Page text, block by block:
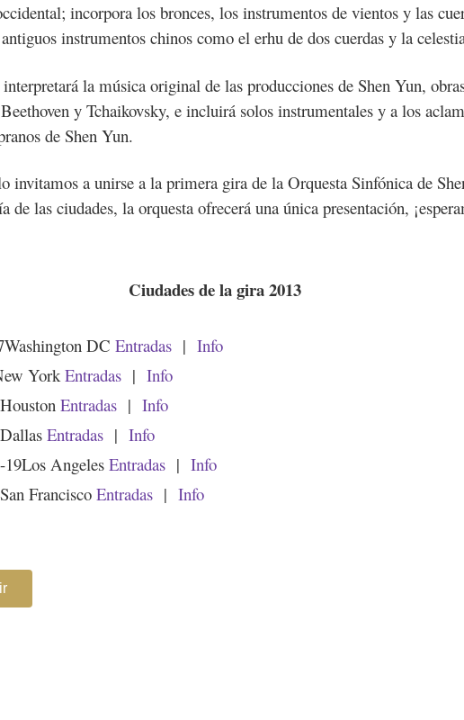
incorpora los bronces, los instrumentos de vientos y las
instrumentos chinos como el erhu de dos cuerdas y la
la música original de las producciones de Shen Yun,
y Tchaikovsky, e incluirá solos instrumentales y a los
de Shen Yun.
invitamos a unirse a la primera gira de la Orquesta Sinfónica de
de las ciudades, la orquesta ofrecerá una única presentación,
Ciudades de la gira 2013
Washington DC Entradas| Info
York Entradas| Info
Houston Entradas| Info
Dallas Entradas| Info
19Los Angeles Entradas| Info
San Francisco Entradas| Info